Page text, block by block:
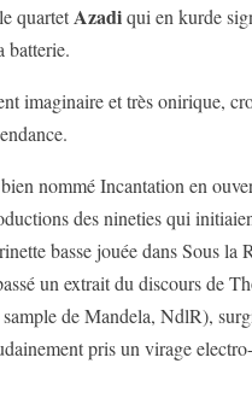
quartet Azadiqui en kurde
batterie.
imaginaire et très onirique,
nommé Incantation en
des nineties qui
basse jouée dans Sous la
un extrait du discours de
de Mandela, NdlR),
pris un virage